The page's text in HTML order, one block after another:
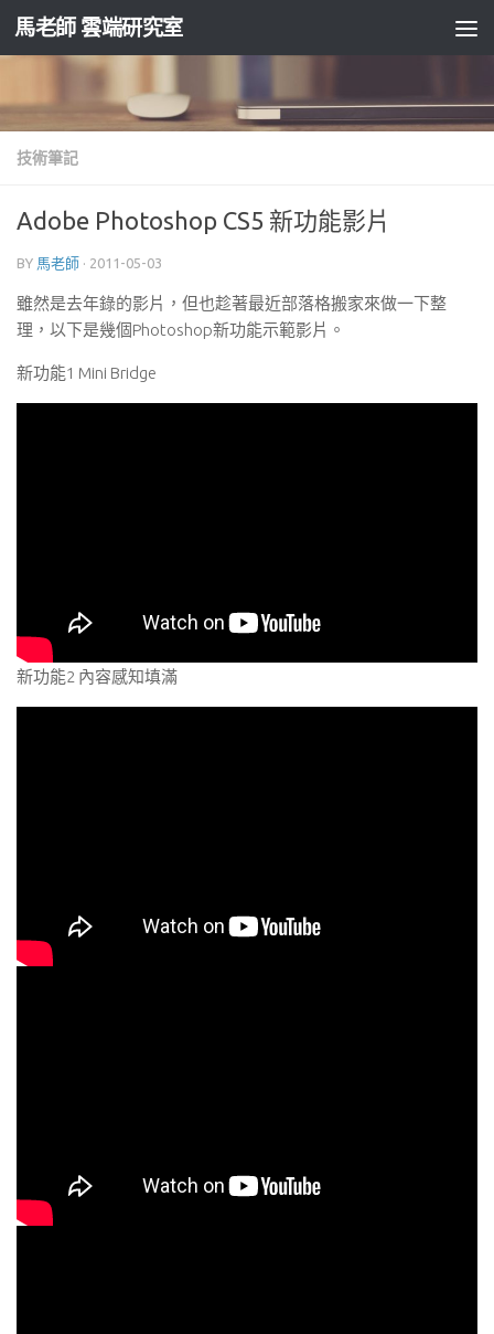
Skip to content
馬老師 雲端研究室
技術筆記
Adobe Photoshop CS5 新功能影片
BY 馬老師 · 2011-05-03
雖然是去年錄的影片，但也趁著最近部落格搬家來做一下整
理，以下是幾個Photoshop新功能示範影片。
新功能1 Mini Bridge
新功能2 內容感知填滿